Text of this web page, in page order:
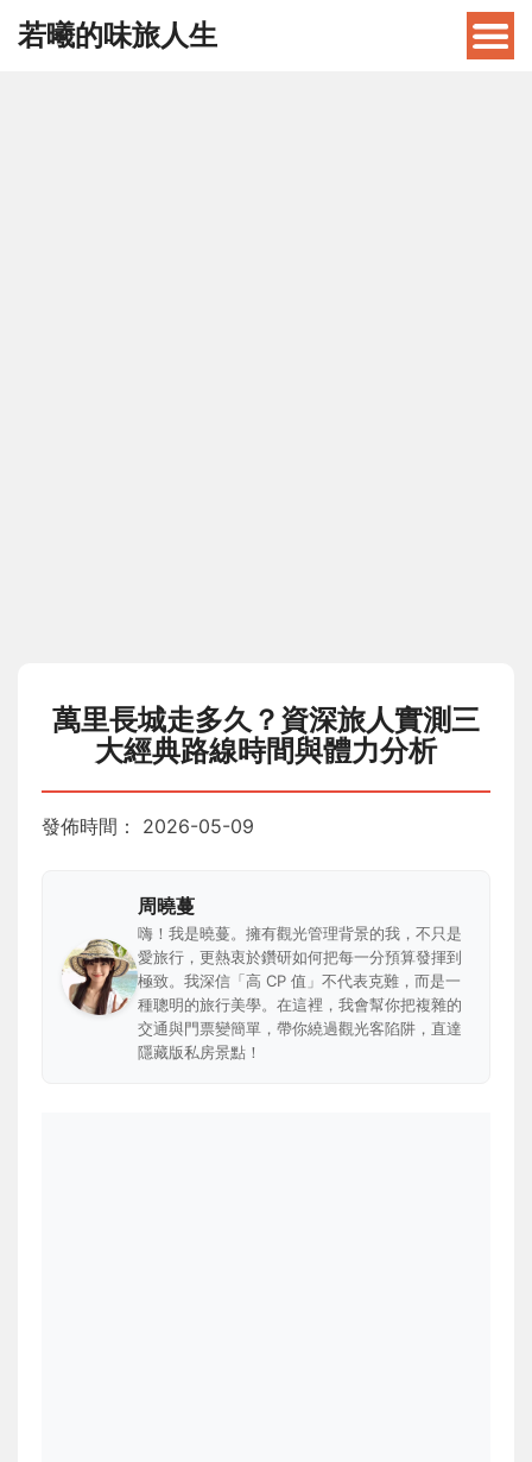
若曦的味旅人生
萬里長城走多久？資深旅人實測三
大經典路線時間與體力分析
發佈時間： 2026-05-09
周曉蔓
嗨！我是曉蔓。擁有觀光管理背景的我，不只是
愛旅行，更熱衷於鑽研如何把每一分預算發揮到
極致。我深信「高 CP 值」不代表克難，而是一
種聰明的旅行美學。在這裡，我會幫你把複雜的
交通與門票變簡單，帶你繞過觀光客陷阱，直達
隱藏版私房景點！